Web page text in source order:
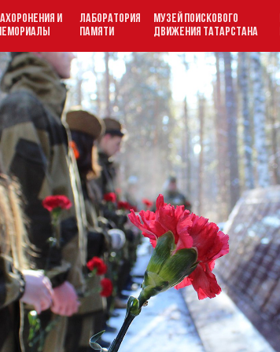
И
ЛАБОРАТОРИЯ
ПАМЯТИ
МУЗЕЙ ПОИСКОВОГО
ДВИЖЕНИЯ ТАТАРСТАНА